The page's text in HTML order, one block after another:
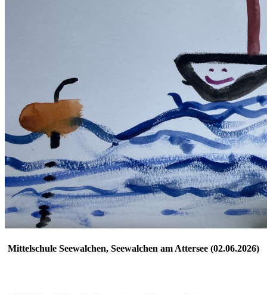
Mittelschule Seewalchen, Seewalchen am Attersee (02.06.2026)